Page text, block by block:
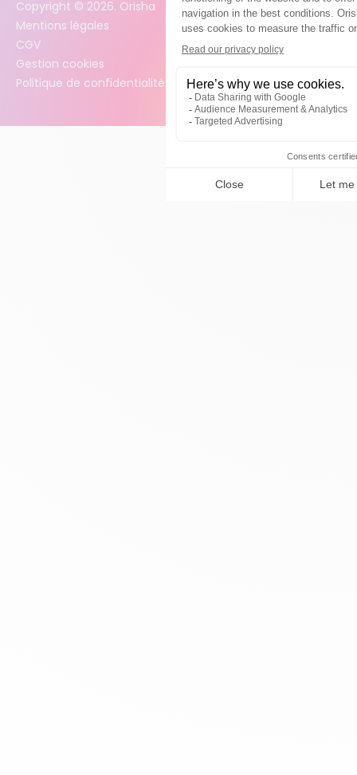
Copyright © 2026. Orisha
Mentions légales
CGV
Gestion cookies
Politique de confidentialité